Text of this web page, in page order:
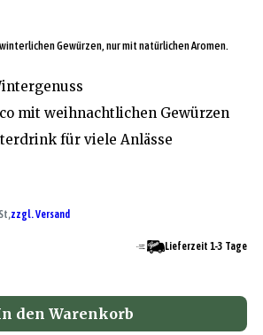
Gewürzen, nur mit natürlichen Aromen.
mit weihnachtlichen Gewürzen
für viele Anlässe
zzgl. Versand
Lieferzeit 1-3 Tage
den Warenkorb